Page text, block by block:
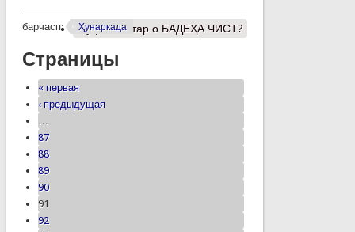
барчасп: Ҳунаркада
Муфассалтар о БАДЕҲА ЧИСТ?
Страницы
« первая
‹ предыдущая
…
87
88
89
90
91
92